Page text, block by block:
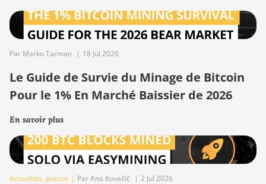
Par Marko Tarman | 18 Jul 2026
Le Guide de Survie du Minage de Bitcoin
Pour le 1% En Marché Baissier de 2026
En savoir plus
Actualités, presse | Par Ana Kovačič | 2 Jul 2026